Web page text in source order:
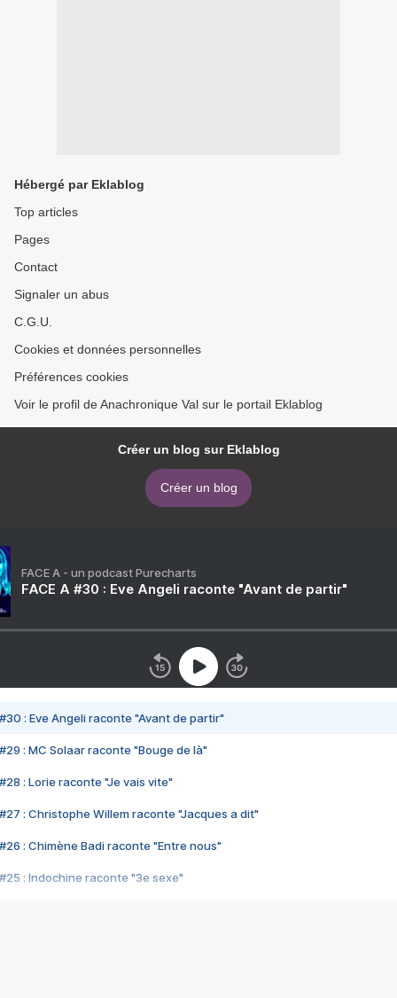
Hébergé par Eklablog
Top articles
Pages
Contact
Signaler un abus
C.G.U.
Cookies et données personnelles
Préférences cookies
Voir le profil de Anachronique Val sur le portail Eklablog
Créer un blog sur Eklablog
Créer un blog
FACE A - un podcast Purecharts
FACE A #30 : Eve Angeli raconte "Avant de partir"
#30 : Eve Angeli raconte "Avant de partir"
#29 : MC Solaar raconte "Bouge de là"
#28 : Lorie raconte "Je vais vite"
#27 : Christophe Willem raconte "Jacques a dit"
#26 : Chimène Badi raconte "Entre nous"
#25 : Indochine raconte "3e sexe"